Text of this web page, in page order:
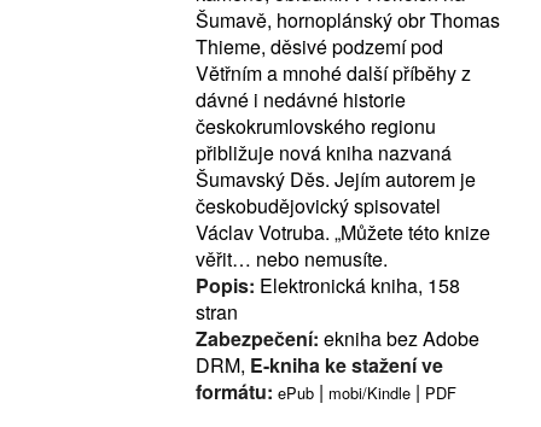
Šumavě, hornoplánský obr Thomas
Thieme, děsivé podzemí pod
Větřním a mnohé další příběhy z
dávné i nedávné historie
českokrumlovského regionu
přibližuje nová kniha nazvaná
Šumavský Děs. Jejím autorem je
českobudějovický spisovatel
Václav Votruba. „Můžete této knize
věřit… nebo nemusíte.
Popis: Elektronická kniha, 158
stran
Zabezpečení: ekniha bez Adobe
DRM, E-kniha ke stažení ve
formátu: ePub | mobi/Kindle | PDF